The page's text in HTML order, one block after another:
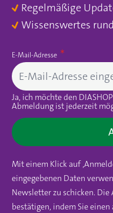
Regelmäßige
Wissenswertes
E-Mail-Adresse
Ja, ich möchte den
Abmeldung ist jederzeit
Mit einem Klick auf
eingegebenen Daten
Newsletter zu schicken. Die
bestätigen, indem Sie einen